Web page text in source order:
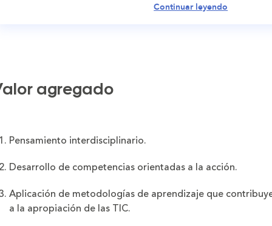
Continuar leyendo
agregado
Pensamiento interdisciplinario.
Desarrollo de competencias orientadas a la acción.
Aplicación de metodologías de aprendizaje que
a la apropiación de las TIC.